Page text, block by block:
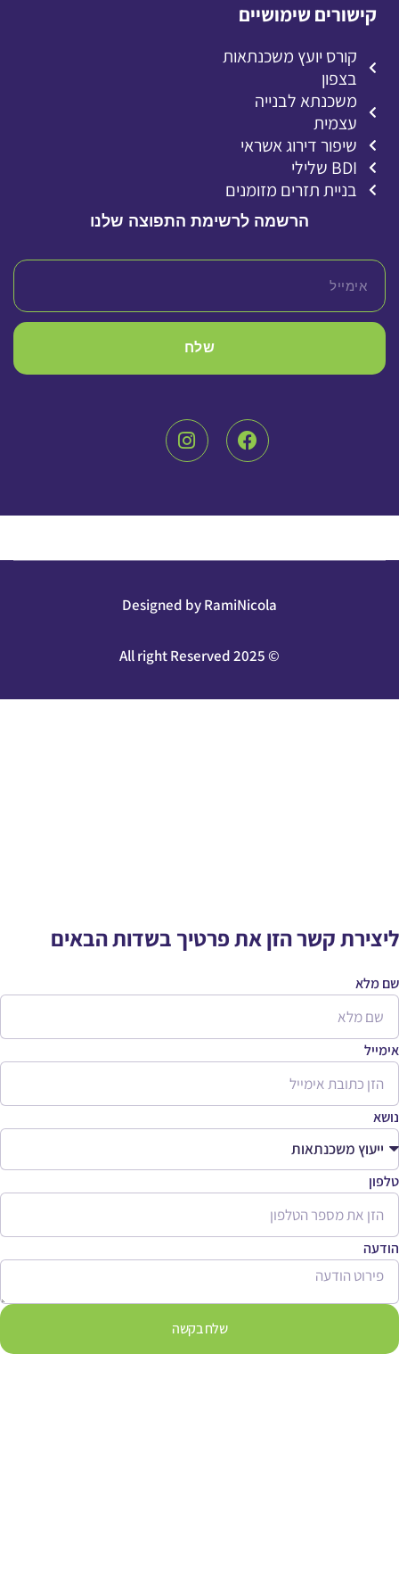
קישורים שימושיים
קורס יועץ משכנתאות
בצפון
משכנתא לבנייה
עצמית
שיפור דירוג אשראי
BDI שלילי
בניית תזרים מזומנים
הרשמה לרשימת התפוצה שלנו
שלח
Designed by RamiNicola
© All right Reserved 2025
ליצירת קשר הזן את פרטיך בשדות הבאים
שם מלא
אימייל
נושא
טלפון
הודעה
שלח בקשה